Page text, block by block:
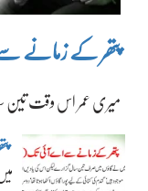
پتھر کے
میری عمر اس وقت